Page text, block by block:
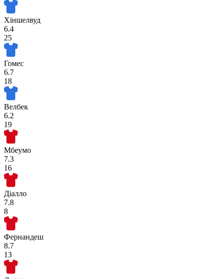
Хіншелвуд
6.4
25
Гомес
6.7
18
Велбек
6.2
19
Мбеумо
7.3
16
Діалло
7.8
8
Фернандеш
8.7
13